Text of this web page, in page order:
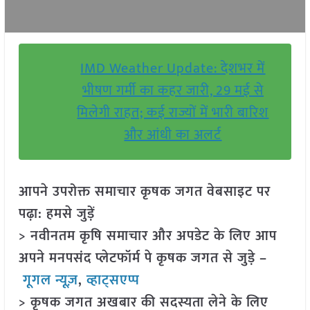
IMD Weather Update: देशभर में
भीषण गर्मी का कहर जारी, 29 मई से
मिलेगी राहत; कई राज्यों में भारी बारिश
और आंधी का अलर्ट
आपने उपरोक्त समाचार कृषक जगत वेबसाइट पर
पढ़ा: हमसे जुड़ें
> नवीनतम कृषि समाचार और अपडेट के लिए आप
अपने मनपसंद प्लेटफॉर्म पे कृषक जगत से जुड़े –
गूगल न्यूज़,व्हाट्सएप्प
> कृषक जगत अखबार की सदस्यता लेने के लिए